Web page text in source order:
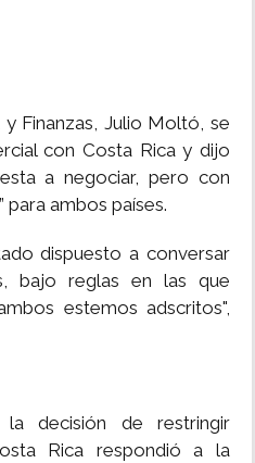
Finanzas, Julio Moltó, se
con Costa Rica y dijo
a negociar, pero con
para ambos países.
dispuesto a conversar
bajo reglas en las que
estemos adscritos",
decisión de restringir
Rica respondió a la